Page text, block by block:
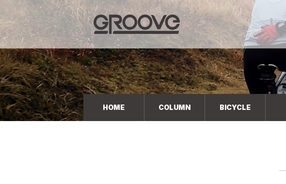
Groove 自転車 カフェ 輸入車・国産車のチューニン
グ/販売
HOME COLUMN BICYCLE